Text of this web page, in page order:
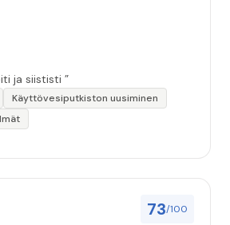
ja siististi ”
Käyttövesiputkiston uusiminen
73/100